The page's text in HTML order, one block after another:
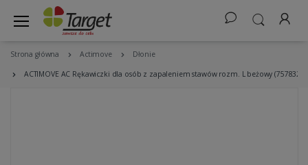
Strona główna Actimove Dłonie
ACTIMOVE AC Rękawiczki dla osób z zapaleniem stawów rozm. L beżowy (7578322)